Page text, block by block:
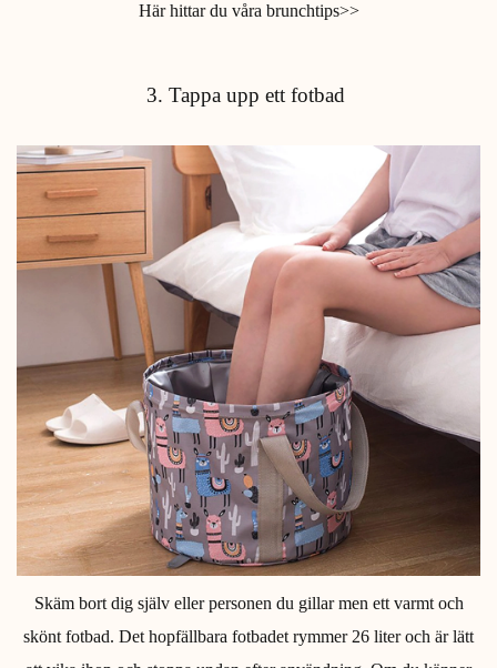
Här hittar du våra brunchtips>>
3. Tappa upp ett fotbad
Skäm bort dig själv eller personen du gillar men ett varmt och
skönt fotbad. Det hopfällbara fotbadet rymmer 26 liter och är lätt